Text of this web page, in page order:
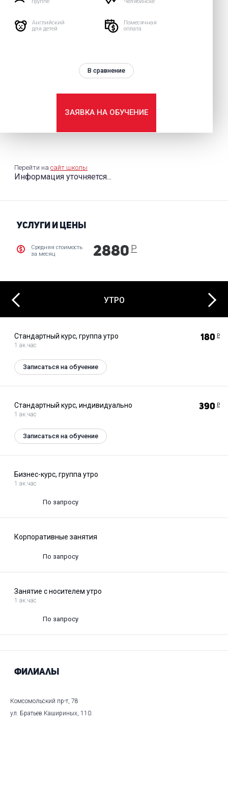
Английский
для детей
Помесячная
оплата
ЗАЯВКА НА ОБУЧЕНИЕ
В сравнение
Перейти на сайт школы
Информация уточняется...
УСЛУГИ И ЦЕНЫ
Средняя стоимость
за месяц
2880 Р
Previous УТРО
Стандартный курс, группа утро
1 ак.час
180 Р
Записаться на обучение
Стандартный курс, индивидуально
1 ак.час
390 Р
Записаться на обучение
Бизнес-курс, группа утро
1 ак.час
По запросу
Корпоративные занятия
По запросу
Занятие с носителем утро
1 ак.час
По запросу
Next
Филиалы
Комсомольский пр-т, 78
ул. Братьев Кашириных, 110.